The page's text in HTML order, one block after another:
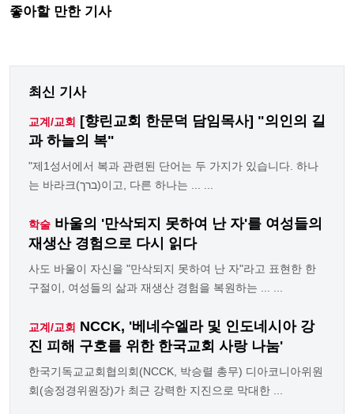
좋아할 만한 기사
최신 기사
교계/교회 [향린교회 한문덕 담임목사] "의인의 길
과 하늘의 복"
"제1성서에서 복과 관련된 단어는 두 가지가 있습니다. 하나
는 바라크(ברך)이고, 다른 하나는 ... ...
학술 바울의 '만삭되지 못하여 난 자'를 여성들의
재생산 경험으로 다시 읽다
사도 바울이 자신을 "만삭되지 못하여 난 자"라고 표현한 한
구절이, 여성들의 삶과 재생산 경험을 복원하는 ... ...
교계/교회 NCCK, '베네수엘라 및 인도네시아 강
진 피해 구호를 위한 한국교회 사랑 나눔'
한국기독교교회협의회(NCCK, 박승렬 총무) 디아코니아위원
회(송정경위원장)가 최근 강력한 지진으로 막대한 ...